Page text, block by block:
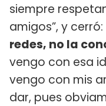
siempre
amigos”, y cerró:
redes, no la
vengo con esa
vengo con mis
dar, pues